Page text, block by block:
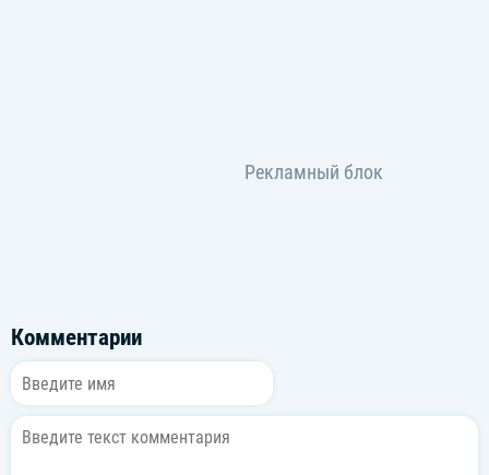
Комментарии